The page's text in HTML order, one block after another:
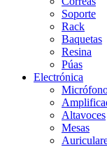
Soporte
Rack
Baquetas
Resina
Púas
Electrónica
Altavoces
Mesas